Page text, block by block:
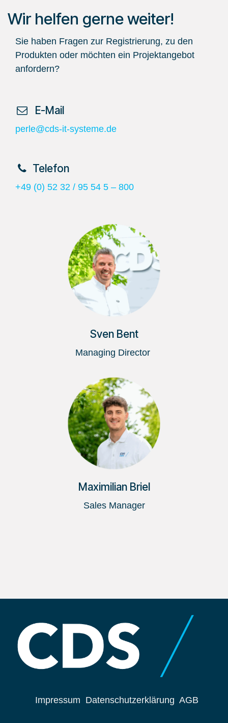
Wir helfen gerne weiter!
Sie haben Fragen zur Registrierung, zu den
Produkten oder möchten ein Projektangebot
anfordern?
​ E-Mail
perle@cds-it-systeme.de
​Telefon
+49 (0) 52 32 / 95 54 5 – 800
Sven Bent
Managing Director
Maximilian Briel
Sales Manager
Impressum Datenschutzerklärung AGB